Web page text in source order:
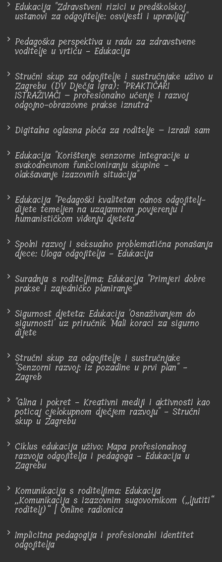
Edukacija "Zdravstveni rizici u predškolskoj
ustanovi za odgojitelje: osvijesti i upravljaj"
Pedagoška perspektiva u radu za zdravstvene
voditelje u vrtiću - Edukacija
Stručni skup za odgojitelje i sustručnjake uživo u
Zagrebu (DV Dječja igra): "PRAKTIČARI
ISTRAŽIVAČI – profesionalno učenje i razvoj
odgojno-obrazovne prakse iznutra"
Digitalna oglasna ploča za roditelje – izradi sam
Edukacija "Korištenje senzorne integracije u
svakodnevnom funkcioniranju skupine -
olakšavanje izazovnih situacija"
Edukacija "Pedagoški kvalitetan odnos odgojitelj-
dijete temeljen na uzajamnom povjerenju i
humanističkom viđenju djeteta"
Spolni razvoj i seksualno problematična ponašanja
djece: Uloga odgojitelja - Edukacija
Suradnja s roditeljima: Edukacija "Primjeri dobre
prakse i zajedničko planiranje"
Sigurnost djeteta: Edukacija 'Osnaživanjem do
sigurnosti' uz priručnik 'Mali koraci za sigurno
dijete
Stručni skup za odgojitelje i sustručnjake
"Senzorni razvoj: iz pozadine u prvi plan" -
Zagreb
"Glina i pokret - Kreativni mediji i aktivnosti kao
poticaj cjelokupnom dječjem razvoju" - Stručni
skup u Zagrebu
Ciklus edukacija uživo: Mapa profesionalnog
razvoja odgojitelja i pedagoga - Edukacija u
Zagrebu
Komunikacija s roditeljima: Edukacija
„Komunikacija s izazovnim sugovornikom („ljutiti“
roditelj)“ | Online radionica
Implicitna pedagogija i profesionalni identitet
odgojitelja